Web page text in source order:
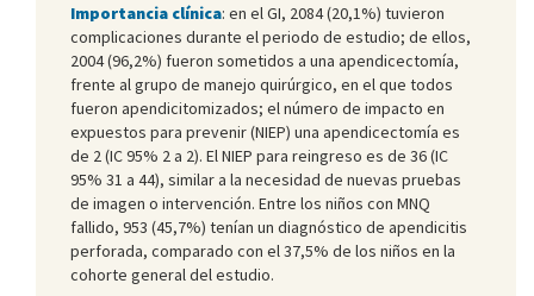
Importancia clínica: en el GI, 2084 (20,1%) tuvieron
complicaciones durante el periodo de estudio; de ellos,
2004 (96,2%) fueron sometidos a una apendicectomía,
frente al grupo de manejo quirúrgico, en el que todos
fueron apendicitomizados; el número de impacto en
expuestos para prevenir (NIEP) una apendicectomía es
de 2 (IC 95% 2 a 2). El NIEP para reingreso es de 36 (IC
95% 31 a 44), similar a la necesidad de nuevas pruebas
de imagen o intervención. Entre los niños con MNQ
fallido, 953 (45,7%) tenían un diagnóstico de apendicitis
perforada, comparado con el 37,5% de los niños en la
cohorte general del estudio.